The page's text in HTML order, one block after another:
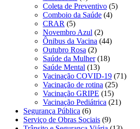
Coleta de Preventivo (5)
Comboio da Saúde (4)
CRAR (5)
Novembro Azul (2)
Ônibus da Vacina (44)
Outubro Rosa (2)
Saúde da Mulher(18)
Saúde Mental (13)
Vacinação COVID-19 (71)
Vacinação de rotina (25)
Vacinação GRIPE (15)
Vacinação Pediátrica (21)
Segurança Pública (6)
Serviço de Obras Sociais (9)